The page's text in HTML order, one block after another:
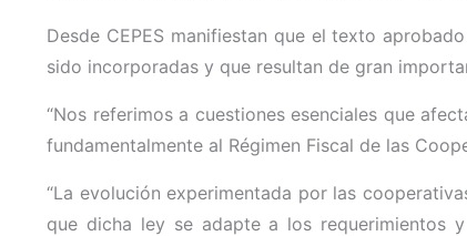
Desde CEPES manifiestan que el texto
sido incorporadas y que resultan de gran
“Nos referimos a cuestiones esenciales que
fundamentalmente al Régimen Fiscal de las
“La evolución experimentada por las
que dicha ley se adapte a los requerimientos